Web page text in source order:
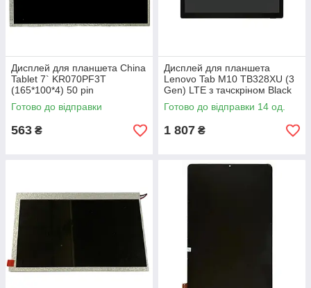
Дисплей для планшета China
Tablet 7` KR070PF3T
(165*100*4) 50 pin
Готово до відправки
563 ₴
Дисплей для планшета
Lenovo Tab M10 TB328XU (3
Gen) LTE з тачскріном Black
Готово до відправки 14 од.
1 807 ₴